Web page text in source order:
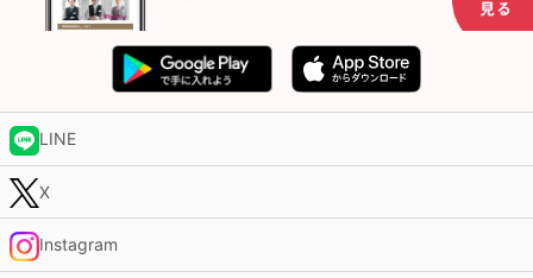
LINE
X
Instagram